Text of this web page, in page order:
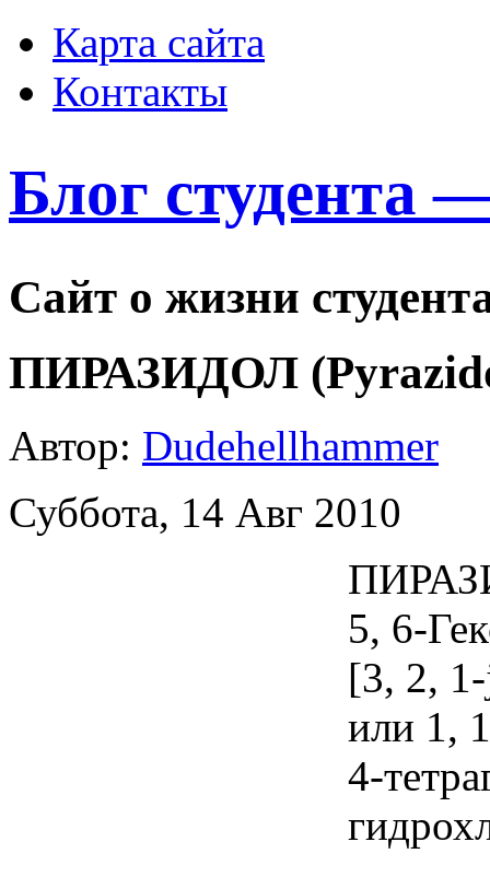
Карта сайта
Контакты
Блог студента
Сайт о жизни
ПИРАЗИДОЛ
Автор: Dudehellhammer
Суббота, 14 Авг 2010
5, 6-
[3, 2,
или 1,
4-